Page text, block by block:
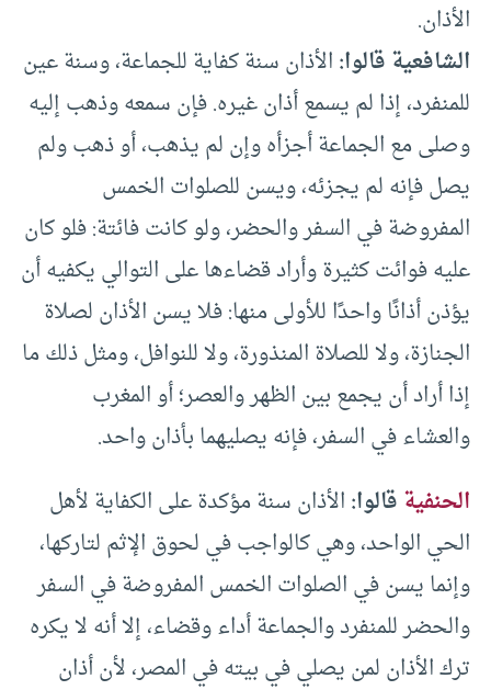
الأذان.
الشافعية قالوا:الأذان سنة كفاية للجماعة، وسنة عين
للمنفرد، إذا لم يسمع أذان غيره. فإن سمعه وذهب إليه
وصلى مع الجماعة أجزأه وإن لم يذهب، أو ذهب ولم
يصل فإنه لم يجزئه، ويسن للصلوات الخمس
المفروضة في السفر والحضر، ولو كانت فائتة: فلو كان
عليه فوائت كثيرة وأراد قضاءها على التوالي يكفيه أن
يؤذن أذانًا واحدًا للأولى منها: فلا يسن الأذان لصلاة
الجنازة، ولا للصلاة المنذورة، ولا للنوافل، ومثل ذلك ما
إذا أراد أن يجمع بين الظهر والعصر؛ أو المغرب
والعشاء في السفر، فإنه يصليهما بأذان واحد.
الحنفيةقالوا:الأذان سنة مؤكدة على الكفاية لأهل
الحي الواحد، وهي كالواجب في لحوق الإثم لتاركها،
وإنما يسن في الصلوات الخمس المفروضة في السفر
والحضر للمنفرد والجماعة أداء وقضاء، إلا أنه لا يكره
ترك الأذان لمن يصلي في بيته في المصر، لأن أذان